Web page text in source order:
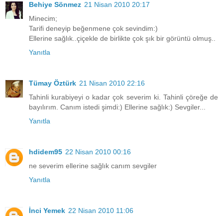
Behiye Sönmez 21 Nisan 2010 20:17
Minecim;
Tarifi deneyip beğenmene çok sevindim:)
Ellerine sağlık..çiçekle de birlikte çok şık bir görüntü olmuş..
Yanıtla
Tümay Öztürk 21 Nisan 2010 22:16
Tahinli kurabiyeyi o kadar çok severim ki. Tahinli çöreğe de
bayılırım. Canım istedi şimdi:) Ellerine sağlık:) Sevgiler...
Yanıtla
hdidem95 22 Nisan 2010 00:16
ne severim ellerine sağlık canım sevgiler
Yanıtla
İnci Yemek 22 Nisan 2010 11:06